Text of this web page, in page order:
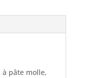
pâte molle,